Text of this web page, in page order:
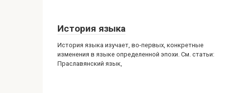
История языка
История языка изучает, во-первых, конкретные
изменения в языке определенной эпохи. См. статьи:
Праславянский язык,